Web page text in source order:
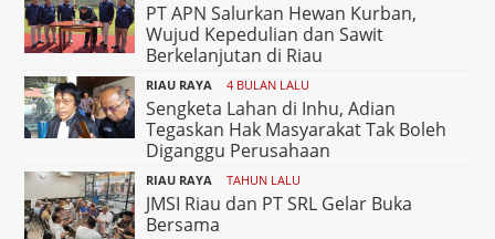
PT APN Salurkan Hewan Kurban,
Wujud Kepedulian dan Sawit
Berkelanjutan di Riau
RIAU RAYA 4 BULAN LALU
Sengketa Lahan di Inhu, Adian
Tegaskan Hak Masyarakat Tak Boleh
Diganggu Perusahaan
RIAU RAYA TAHUN LALU
JMSI Riau dan PT SRL Gelar Buka
Bersama